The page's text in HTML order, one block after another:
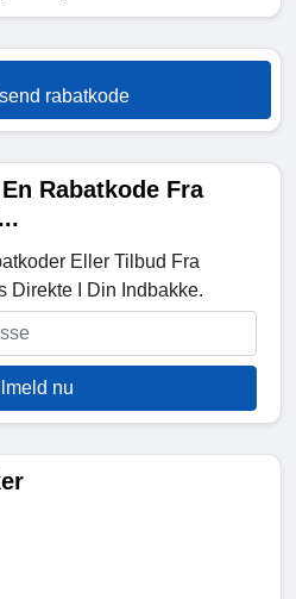
rabatkode
Rabatkode Fra
Eller Tilbud Fra
Direkte I Din Indbakke.
nu